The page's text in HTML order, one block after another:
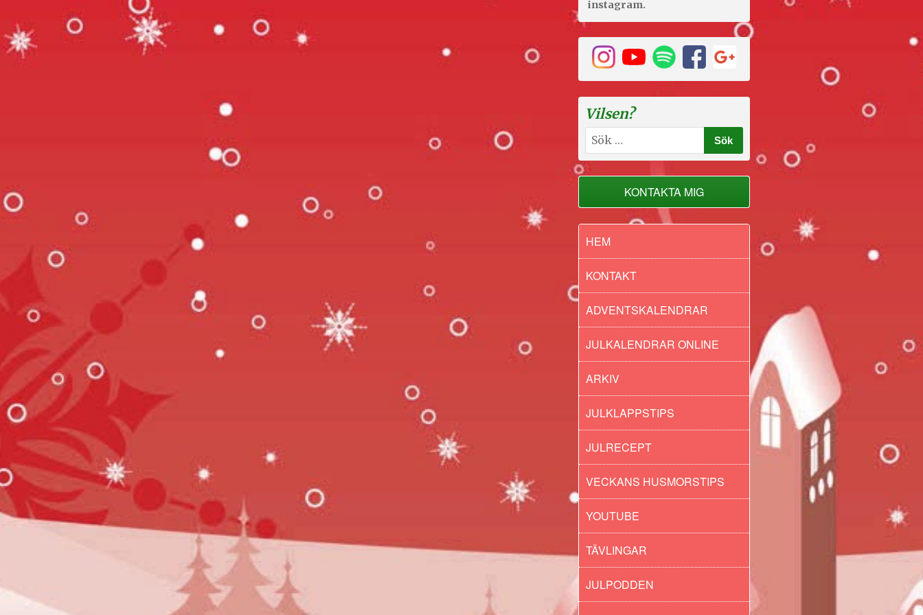
instagram.
Vilsen?
Sök
efter:
KONTAKTA MIG
HEM
KONTAKT
ADVENTSKALENDRAR
JULKALENDRAR ONLINE
ARKIV
JULKLAPPSTIPS
JULRECEPT
VECKANS HUSMORSTIPS
YOUTUBE
TÄVLINGAR
JULPODDEN